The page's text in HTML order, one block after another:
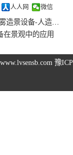
人人网 微信
造雾园林景观设计
在景观中的应用
www.lvsensb.com 豫ICP